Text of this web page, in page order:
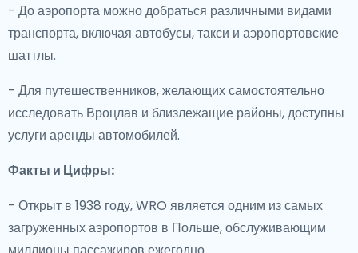
- До аэропорта можно добраться различными видами
транспорта, включая автобусы, такси и аэропортовские
шаттлы.
- Для путешественников, желающих самостоятельно
исследовать Вроцлав и близлежащие районы, доступны
услуги аренды автомобилей.
Факты и Цифры:
- Открыт в 1938 году, WRO является одним из самых
загруженных аэропортов в Польше, обслуживающим